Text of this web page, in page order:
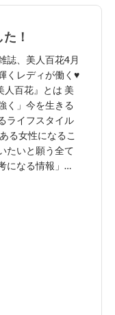
！
誌、美人百花4月
くレディが働く♥
く」今を生きる
ライフスタイル
る女性になるこ
たいと願う全て
になる情報」を